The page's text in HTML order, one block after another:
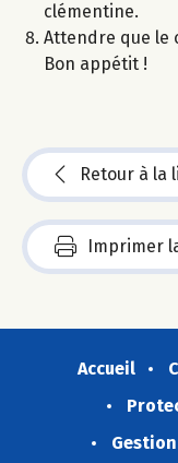
clémentine.
Attendre que le
Bon appétit !
Retour à la
Imprimer
Accueil